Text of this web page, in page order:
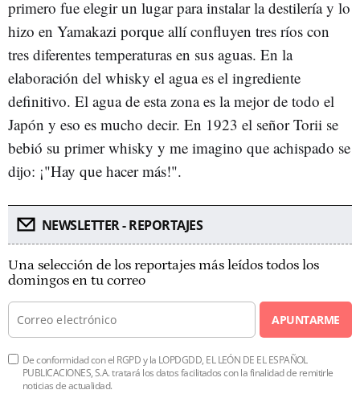
primero fue elegir un lugar para instalar la destilería y lo
hizo en Yamakazi porque allí confluyen tres ríos con
tres diferentes temperaturas en sus aguas. En la
elaboración del whisky el agua es el ingrediente
definitivo. El agua de esta zona es la mejor de todo el
Japón y eso es mucho decir. En 1923 el señor Torii se
bebió su primer whisky y me imagino que achispado se
dijo: ¡"Hay que hacer más!".
NEWSLETTER - REPORTAJES
Una selección de los reportajes más leídos todos los
domingos en tu correo
APUNTARME
De conformidad con el RGPD y la LOPDGDD, EL LEÓN DE EL ESPAÑOL
PUBLICACIONES, S.A. tratará los datos facilitados con la finalidad de remitirle
noticias de actualidad.